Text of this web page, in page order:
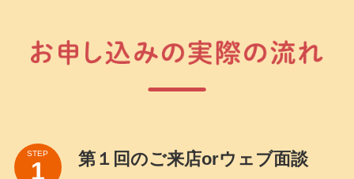
STEP
第１回のご来店orウェブ面談